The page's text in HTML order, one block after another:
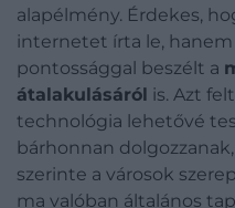
alapélmény. Érdekes,
internetet írta le,
pontossággal beszélt a
átalakulásáról is. Azt
technológia lehetővé
bárhonnan
szerinte a városok
ma valóban általános